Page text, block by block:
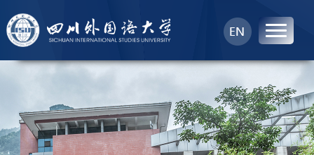
首页